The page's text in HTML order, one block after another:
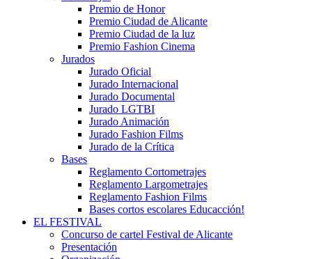
Premio de Honor
Premio Ciudad de Alicante
Premio Ciudad de la luz
Premio Fashion Cinema
Jurados
Jurado Oficial
Jurado Internacional
Jurado Documental
Jurado LGTBI
Jurado Animación
Jurado Fashion Films
Jurado de la Crítica
Bases
Reglamento Cortometrajes
Reglamento Largometrajes
Reglamento Fashion Films
Bases cortos escolares Educacción!
EL FESTIVAL
Concurso de cartel Festival de Alicante
Presentación